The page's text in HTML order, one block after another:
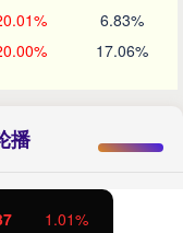
6.83%
17.06%
播
1.01%